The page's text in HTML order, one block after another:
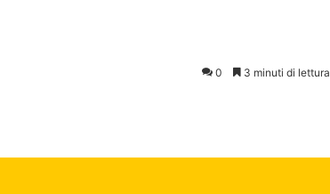
0 3 minuti di lettura